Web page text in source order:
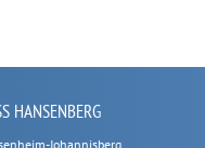
HANSENBERG
Johannisberg